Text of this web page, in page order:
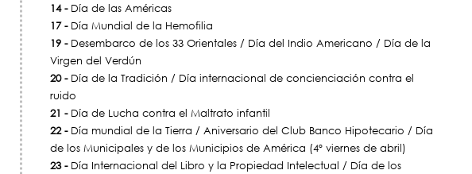
14 -Día de las Américas
17 -Día Mundial de la Hemofilia
19 -Desembarco de los 33 Orientales / Día del Indio Americano / Día de la
Virgen del Verdún
20 -Día de la Tradición / Día internacional de concienciación contra el
ruido
21 -Día de Lucha contra el Maltrato infantil
22 -Día mundial de la Tierra / Aniversario del Club Banco Hipotecario / Día
de los Municipales y de los Municipios de América (4º viernes de abril)
23 -Día Internacional del Libro y la Propiedad Intelectual / Día de los